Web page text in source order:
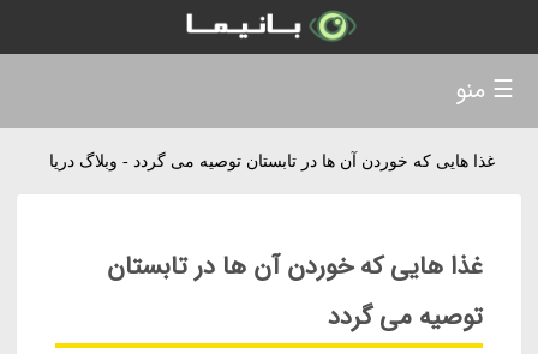
غذا هایی که خوردن آن ها در تابستان توصیه می گردد - وبلاگ دریا
غذا هایی که خوردن آن ها در تابستان
توصیه می گردد
☰ منو